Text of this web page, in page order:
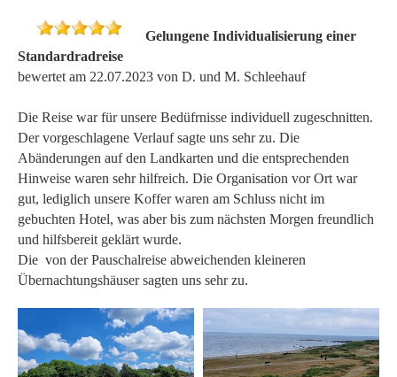
Gelungene Individualisierung einer
Standardradreise
bewertet am 22.07.2023 von D. und M. Schleehauf
Die Reise war für unsere Bedüfrnisse individuell zugeschnitten.
Der vorgeschlagene Verlauf sagte uns sehr zu. Die
Abänderungen auf den Landkarten und die entsprechenden
Hinweise waren sehr hilfreich. Die Organisation vor Ort war
gut, lediglich unsere Koffer waren am Schluss nicht im
gebuchten Hotel, was aber bis zum nächsten Morgen freundlich
und hilfsbereit geklärt wurde.
Die von der Pauschalreise abweichenden kleineren
Übernachtungshäuser sagten uns sehr zu.